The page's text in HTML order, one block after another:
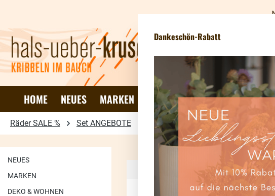
HOME NEUES MARKEN DEKO & WOHNEN TISCH &
Räder SALE % Set ANGEBOTE Himmlische Schwestern
NEUES
MARKEN
DEKO & WOHNEN
Dankeschön-Rabatt